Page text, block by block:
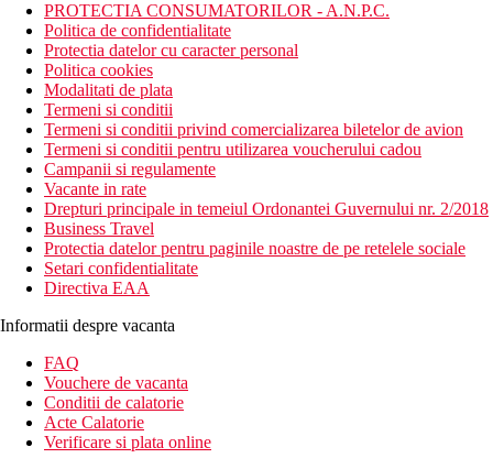
PROTECTIA CONSUMATORILOR - A.N.P.C.
Politica de confidentialitate
Protectia datelor cu caracter personal
Politica cookies
Modalitati de plata
Termeni si conditii
Termeni si conditii privind comercializarea biletelor de avion
Termeni si conditii pentru utilizarea voucherului cadou
Campanii si regulamente
Vacante in rate
Drepturi principale in temeiul Ordonantei Guvernului nr. 2/2018
Business Travel
Protectia datelor pentru paginile noastre de pe retelele sociale
Setari confidentialitate
Directiva EAA
Informatii despre vacanta
FAQ
Vouchere de vacanta
Conditii de calatorie
Acte Calatorie
Verificare si plata online